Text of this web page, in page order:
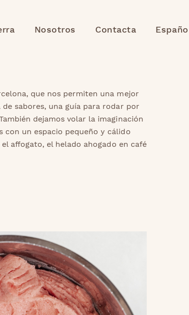
Nosotros Contacta
que nos permiten una mejor
sabores, una guía para rodar por
dejamos volar la imaginación
con un espacio pequeño y cálido
affogato, el helado ahogado en café